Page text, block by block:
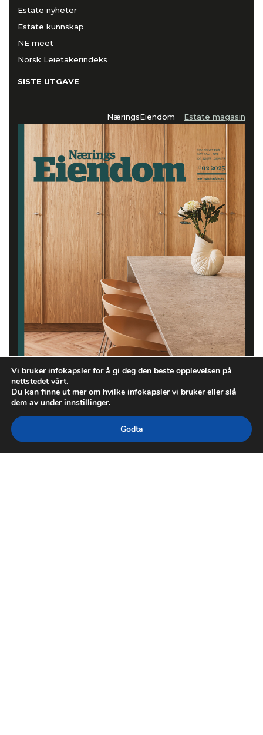
Estate nyheter
Estate kunnskap
NE meet
Norsk Leietakerindeks
SISTE UTGAVE
NæringsEiendom Estate magasin
Vi bruker infokapsler for å gi deg den beste opplevelsen på
nettstedet vårt.
Du kan finne ut mer om hvilke infokapsler vi bruker eller slå
dem av underinnstillinger.
Godta